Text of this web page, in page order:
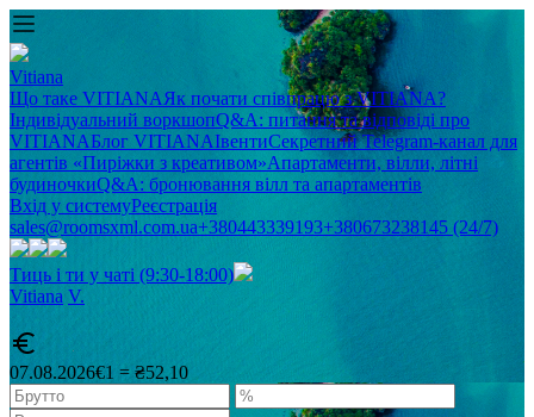
Vitiana
Що таке VITIANAЯк почати співпрацю з VITIANA?
Індивідуальний воркшопQ&A: питання та відповіді про
VITIANAБлог VITIANAІвентиСекретний Telegram-канал для
агентів «Пиріжки з креативом»Апартаменти, вілли, літні
будиночкиQ&A: бронювання вілл та апартаментів
Вхід у системуРеєстрація
sales@roomsxml.com.ua+380443339193+380673238145 (24/7)
Тиць і ти у чаті (9:30-18:00)
Vitiana V.
07.08.2026€1 = ₴52,10